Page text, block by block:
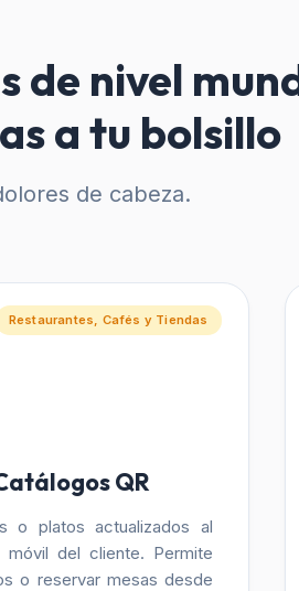
de nivel
a tu bolsillo
de cabeza.
Restaurantes, Cafés y Tiendas
QR
o platos actualizados al
móvil del cliente. Permite
o reservar mesas desde